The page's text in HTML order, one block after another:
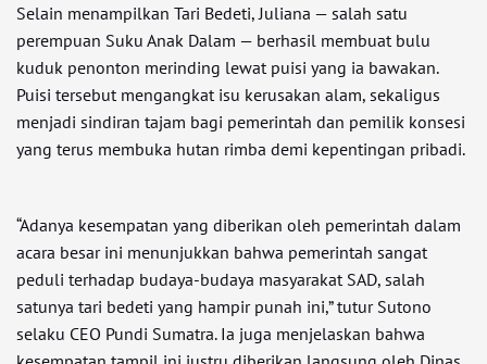
Selain menampilkan Tari Bedeti, Juliana — salah satu
perempuan Suku Anak Dalam — berhasil membuat bulu
kuduk penonton merinding lewat puisi yang ia bawakan.
Puisi tersebut mengangkat isu kerusakan alam, sekaligus
menjadi sindiran tajam bagi pemerintah dan pemilik konsesi
yang terus membuka hutan rimba demi kepentingan pribadi.
“Adanya kesempatan yang diberikan oleh pemerintah dalam
acara besar ini menunjukkan bahwa pemerintah sangat
peduli terhadap budaya-budaya masyarakat SAD, salah
satunya tari bedeti yang hampir punah ini,” tutur Sutono
selaku CEO Pundi Sumatra. Ia juga menjelaskan bahwa